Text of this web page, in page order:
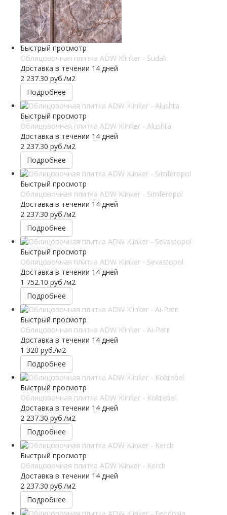
Быстрый просмотр
Облицовочная плитка ADW Klinker - Sudak
Доставка в течении 14 дней
2 237.30 руб./м2
Подробнее
Быстрый просмотр
Облицовочная плитка ADW Klinker - Alushta
Доставка в течении 14 дней
2 237.30 руб./м2
Подробнее
Быстрый просмотр
Облицовочная плитка ADW Klinker - Simferopol
Доставка в течении 14 дней
2 237.30 руб./м2
Подробнее
Быстрый просмотр
Облицовочная плитка ADW Klinker - Sevastopol
Доставка в течении 14 дней
1 752.10 руб./м2
Подробнее
Быстрый просмотр
Облицовочная плитка ADW Klinker - Ai-Petri
Доставка в течении 14 дней
1 320 руб./м2
Подробнее
Быстрый просмотр
Облицовочная плитка ADW Klinker - Koktebel
Доставка в течении 14 дней
2 237.30 руб./м2
Подробнее
Быстрый просмотр
Облицовочная плитка ADW Klinker - Kerch
Доставка в течении 14 дней
2 237.30 руб./м2
Подробнее